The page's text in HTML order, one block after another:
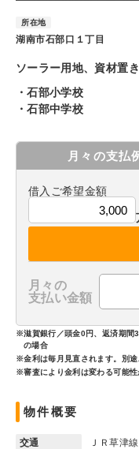
所在地
湖南市石部口１丁目
ソーラー用地、資材置
・石部小学校
・石部中学校
月々の支払
借入ご希望金額
月々の
支払い金額
※滋賀銀行／頭金0円、返済期間
の場合
※金利は毎月見直されます。別途
※審査により金利は変わる可能性
物件概要
交通
ＪＲ草津